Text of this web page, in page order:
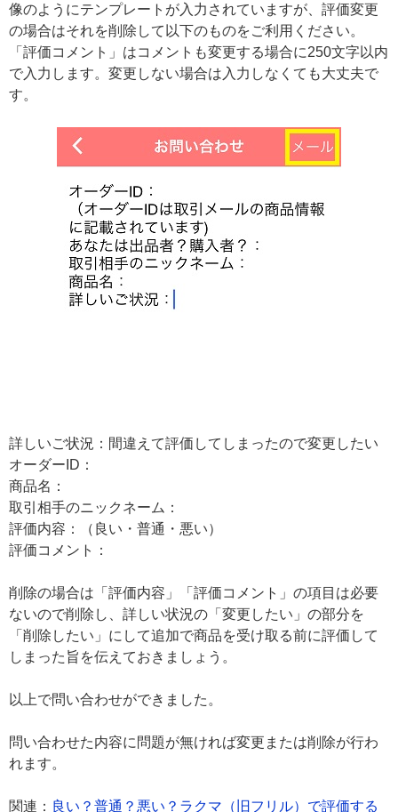
像のようにテンプレートが入力されていますが、評価変更
の場合はそれを削除して以下のものをご利用ください。
「評価コメント」はコメントも変更する場合に250文字以内
で入力します。変更しない場合は入力しなくても大丈夫で
す。
詳しいご状況：間違えて評価してしまったので変更したい
オーダーID：
商品名：
取引相手のニックネーム：
評価内容：（良い・普通・悪い）
評価コメント：
削除の場合は「評価内容」「評価コメント」の項目は必要
ないので削除し、詳しい状況の「変更したい」の部分を
「削除したい」にして追加で商品を受け取る前に評価して
しまった旨を伝えておきましょう。
以上で問い合わせができました。
問い合わせた内容に問題が無ければ変更または削除が行わ
れます。
関連： 良い？普通？悪い？ラクマ（旧フリル）で評価する